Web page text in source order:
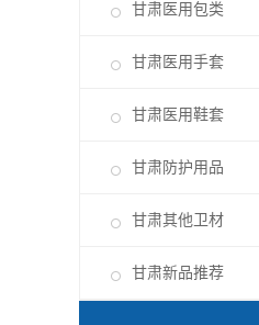
甘肃医用包类
甘肃医用手套
甘肃医用鞋套
甘肃防护用品
甘肃其他卫材
甘肃新品推荐